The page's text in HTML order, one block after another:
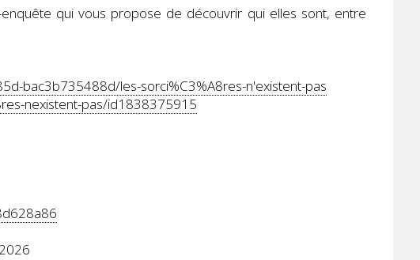
qui vous propose de découvrir qui elles sont, entre
bac3b735488d/les-sorci%C3%A8res-n'existent-pas
nexistent-pas/id1838375915